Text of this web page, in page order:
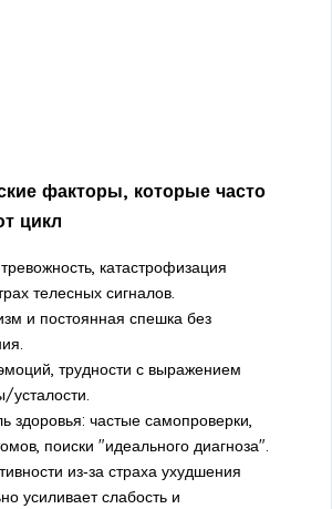
факторы, которые часто
цикл
катастрофизация
телесных сигналов.
и постоянная спешка без
трудности с выражением
усталости.
здоровья: частые самопроверки,
поиски "идеального диагноза".
из‑за страха ухудшения
усиливает слабость и